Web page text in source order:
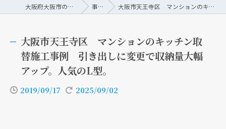
大阪府大阪市の水回りリフォームなら株式会社トーシン 事例/ブログ 大阪市天王寺区 マンションのキッチン取替施工事例 引き出しに変更で収納量大幅アップ。人気のL型。
大阪市天王寺区 マンションのキッチン取
替施工事例 引き出しに変更で収納量大幅
アップ。人気のL型。
2019/09/17 2025/09/02